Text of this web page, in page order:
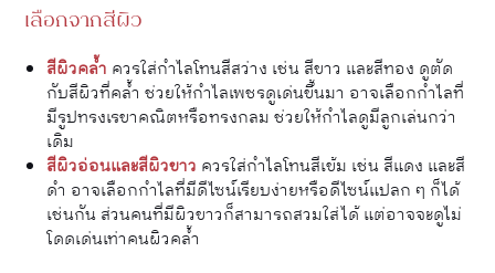
เลือกจากสีผิว
สีผิวคล้ำ ควรใส่กำไลโทนสีสว่าง เช่น สีขาว และสีทอง ดูตัด
กับสีผิวที่คล้ำ ช่วยให้กำไลเพชรดูเด่นขึ้นมา อาจเลือกกำไลที่
มีรูปทรงเรขาคณิตหรือทรงกลม ช่วยให้กำไลดูมีลูกเล่นกว่า
เดิม
สีผิวอ่อนและสีผิวขาว ควรใส่กำไลโทนสีเข้ม เช่น สีแดง และสี
ดำ อาจเลือกกำไลที่มีดีไซน์เรียบง่ายหรือดีไซน์แปลก ๆ ก็ได้
เช่นกัน ส่วนคนที่มีผิวขาวก็สามารถสวมใส่ได้ แต่อาจจะดูไม่
โดดเด่นเท่าคนผิวคล้ำ